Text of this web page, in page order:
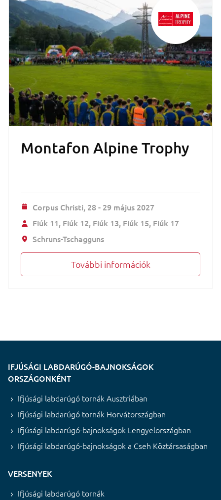
Montafon Alpine Trophy
Corpus Christi, 28 - 29 május 2027
Fiúk 11 Fiúk 12 Fiúk 13 Fiúk 15 Fiúk 17
Schruns-Tschagguns
További információk
IFJÚSÁGI LABDARÚGÓ-BAJNOKSÁGOK
ORSZÁGONKÉNT
Ifjúsági labdarúgó tornák Ausztriában
Ifjúsági labdarúgó tornák Horvátországban
Ifjúsági labdarúgó-bajnokságok Lengyelországban
Ifjúsági labdarúgó-bajnokságok a Cseh Köztársaságban
VERSENYEK
Ifjúsági labdarúgó tornák